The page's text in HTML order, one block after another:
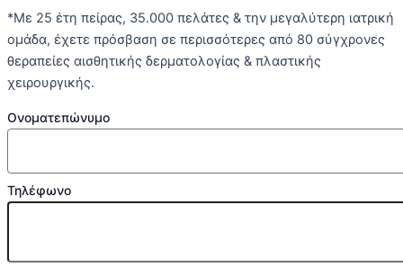
*Με 25 έτη πείρας, 35.000 πελάτες & την μεγαλύτερη ιατρική
ομάδα, έχετε πρόσβαση σε περισσότερες από 80 σύγχρονες
θεραπείες αισθητικής δερματολογίας & πλαστικής
χειρουργικής.
Ονοματεπώνυμο
Τηλέφωνο